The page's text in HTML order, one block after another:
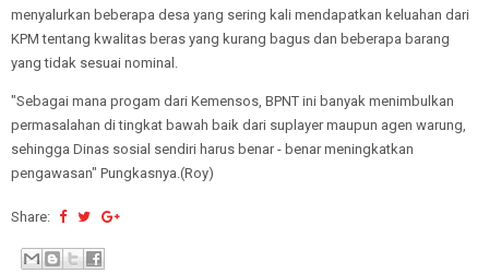
menyalurkan beberapa desa yang sering kali mendapatkan keluahan dari
KPM tentang kwalitas beras yang kurang bagus dan beberapa barang
yang tidak sesuai nominal.
"Sebagai mana progam dari Kemensos, BPNT ini banyak menimbulkan
permasalahan di tingkat bawah baik dari suplayer maupun agen warung,
sehingga Dinas sosial sendiri harus benar - benar meningkatkan
pengawasan" Pungkasnya.(Roy)
Share: